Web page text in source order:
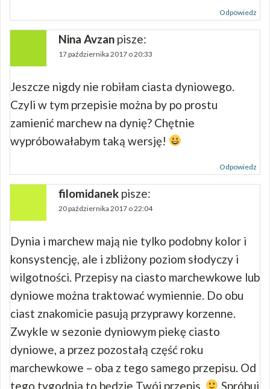
Odpowiedz
Nina Avzan pisze:
17 października 2017 o 20:33
Jeszcze nigdy nie robiłam ciasta dyniowego.
Czyli w tym przepisie można by po prostu
zamienić marchew na dynię? Chętnie
wypróbowałabym taką wersję!
Odpowiedz
filomidanek pisze:
20 października 2017 o 22:04
Dynia i marchew mają nie tylko podobny kolor i
konsystencję, ale i zbliżony poziom słodyczy i
wilgotności. Przepisy na ciasto marchewkowe lub
dyniowe można traktować wymiennie. Do obu
ciast znakomicie pasują przyprawy korzenne.
Zwykle w sezonie dyniowym piekę ciasto
dyniowe, a przez pozostałą część roku
marchewkowe – oba z tego samego przepisu. Od
tego tygodnia to będzie Twój przepis.
Spróbuj